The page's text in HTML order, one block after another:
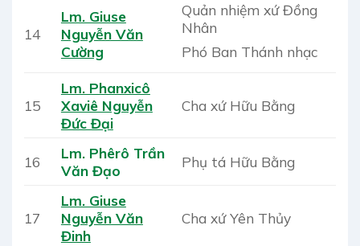
14
Lm. Giuse
Nguyễn Văn
Cường
Quản nhiệm xứ Đồng
Nhân
Phó Ban Thánh nhạc
15
Lm. Phanxicô
Xaviê Nguyễn
Đức Đại
Cha xứ Hữu Bằng
16
Lm. Phêrô Trần
Văn Đạo
Phụ tá Hữu Bằng
17
Lm. Giuse
Nguyễn Văn
Đinh
Cha xứ Yên Thủy